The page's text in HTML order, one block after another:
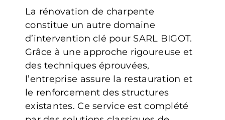
La rénovation de charpente
constitue un autre domaine
d’intervention clé pour SARL BIGOT.
Grâce à une approche rigoureuse et
des techniques éprouvées,
l’entreprise assure la restauration et
le renforcement des structures
existantes. Ce service est complété